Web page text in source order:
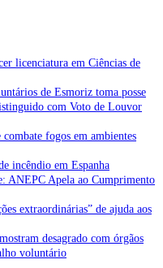
licenciatura em Ciências de
de Esmoriz toma posse
com Voto de Louvor
fogos em ambientes
incêndio em Espanha
ANEPC Apela ao Cumprimento
extraordinárias” de ajuda aos
desagrado com órgãos
voluntário